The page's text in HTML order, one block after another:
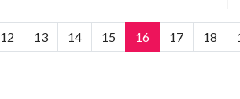
12 13 14 15 16 17 18